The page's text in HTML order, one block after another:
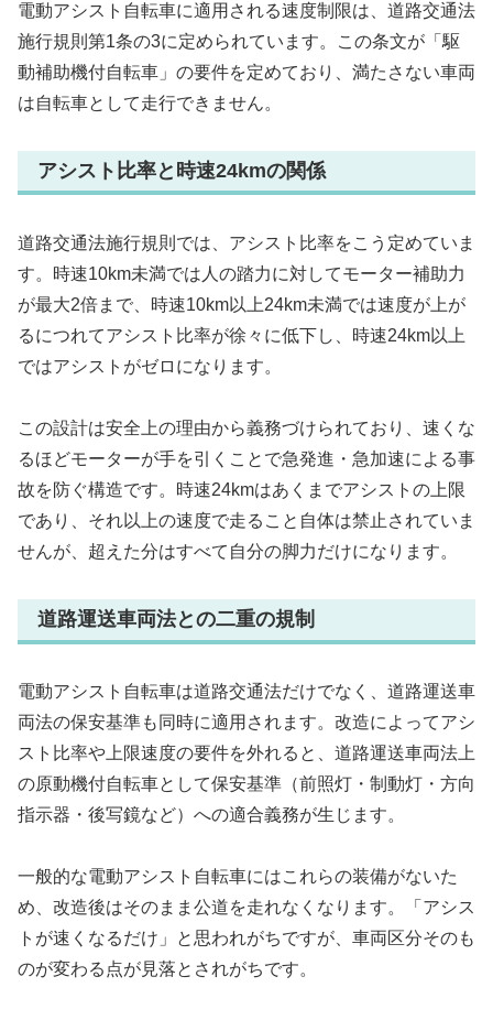
電動アシスト自転車に適用される速度制限は、道路交通法
施行規則第1条の3に定められています。この条文が「駆
動補助機付自転車」の要件を定めており、満たさない車両
は自転車として走行できません。
アシスト比率と時速24kmの関係
道路交通法施行規則では、アシスト比率をこう定めていま
す。時速10km未満では人の踏力に対してモーター補助力
が最大2倍まで、時速10km以上24km未満では速度が上が
るにつれてアシスト比率が徐々に低下し、時速24km以上
ではアシストがゼロになります。
この設計は安全上の理由から義務づけられており、速くな
るほどモーターが手を引くことで急発進・急加速による事
故を防ぐ構造です。時速24kmはあくまでアシストの上限
であり、それ以上の速度で走ること自体は禁止されていま
せんが、超えた分はすべて自分の脚力だけになります。
道路運送車両法との二重の規制
電動アシスト自転車は道路交通法だけでなく、道路運送車
両法の保安基準も同時に適用されます。改造によってアシ
スト比率や上限速度の要件を外れると、道路運送車両法上
の原動機付自転車として保安基準（前照灯・制動灯・方向
指示器・後写鏡など）への適合義務が生じます。
一般的な電動アシスト自転車にはこれらの装備がないた
め、改造後はそのまま公道を走れなくなります。「アシス
トが速くなるだけ」と思われがちですが、車両区分そのも
のが変わる点が見落とされがちです。